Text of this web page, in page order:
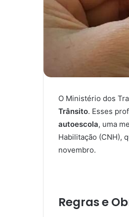
O Ministério dos
Trânsito. Esses
autoescola, uma
Habilitação (CNH),
novembro.
Regras e